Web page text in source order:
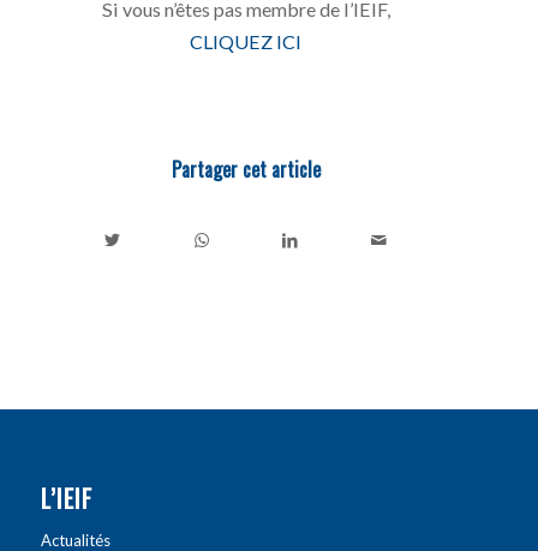
Si vous n’êtes pas membre de l’IEIF,
CLIQUEZ ICI
Partager cet article
L’IEIF
Actualités